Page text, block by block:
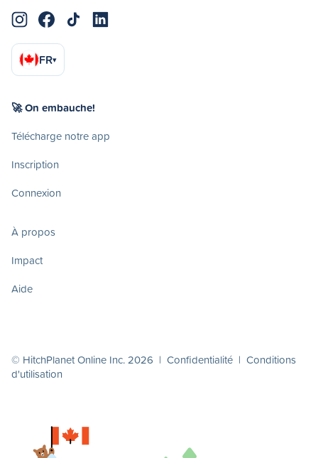
FR▾
🚀 On embauche!
Télécharge notre app
Inscription
Connexion
À propos
Impact
Aide
© HitchPlanet Online Inc. 2026 | Confidentialité | Conditions
d'utilisation